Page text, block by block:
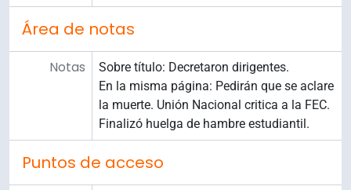
Área de notas
Notas
Sobre título: Decretaron dirigentes.
En la misma página: Pedirán que se aclare
la muerte. Unión Nacional critica a la FEC.
Finalizó huelga de hambre estudiantil.
Puntos de acceso